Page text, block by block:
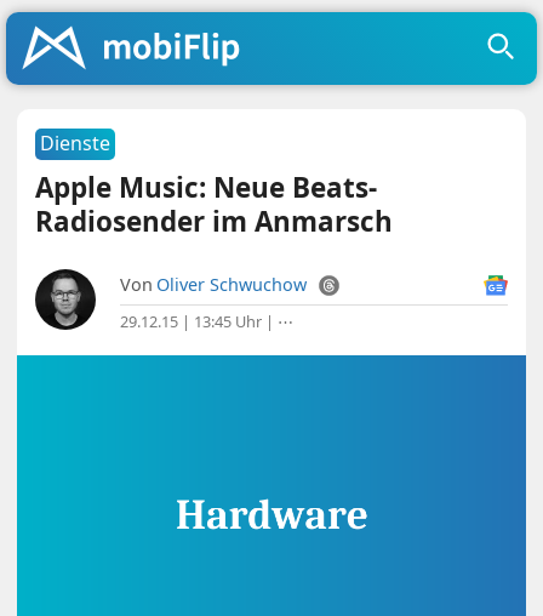
Dienste
Apple Music: Neue Beats-
Radiosender im Anmarsch
Von Oliver Schwuchow
29.12.15 | 13:45 Uhr | ⋯